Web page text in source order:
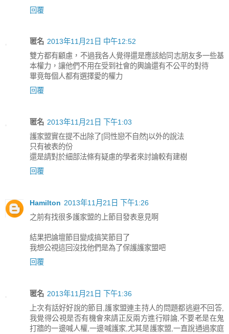
回覆
匿名 2013年11月21日 中午12:52
雙方都有顧慮，不過我各人覺得還是應該給同志朋友多一些基
本權力，讓他們不用在受到社會的輿論還有不公平的對待
畢竟每個人都有選擇愛的權力
回覆
匿名 2013年11月21日 下午1:03
護家盟實在提不出除了[同性戀不自然]以外的說法
只有被表的份
還是請對於細部法條有疑慮的學者來討論較有建樹
回覆
Hamilton 2013年11月21日 下午1:26
之前有找很多護家盟的上節目發表意見啊
結果把論壇節目變成搞笑節目了
我想公視這回沒找他們是為了保護護家盟吧
回覆
匿名 2013年11月21日 下午1:36
上次有話好好說的節目,護家盟連主持人的問題都逃避不回答,
我覺得公視是否有機會來請正反兩方進行辯論,不要老是在鬼
打牆的一邊喊人權,一邊喊護家,尤其是護家盟,一直說通過家庭